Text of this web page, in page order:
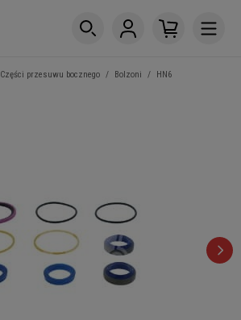
Części przesuwu bocznego / Bolzoni / HN6